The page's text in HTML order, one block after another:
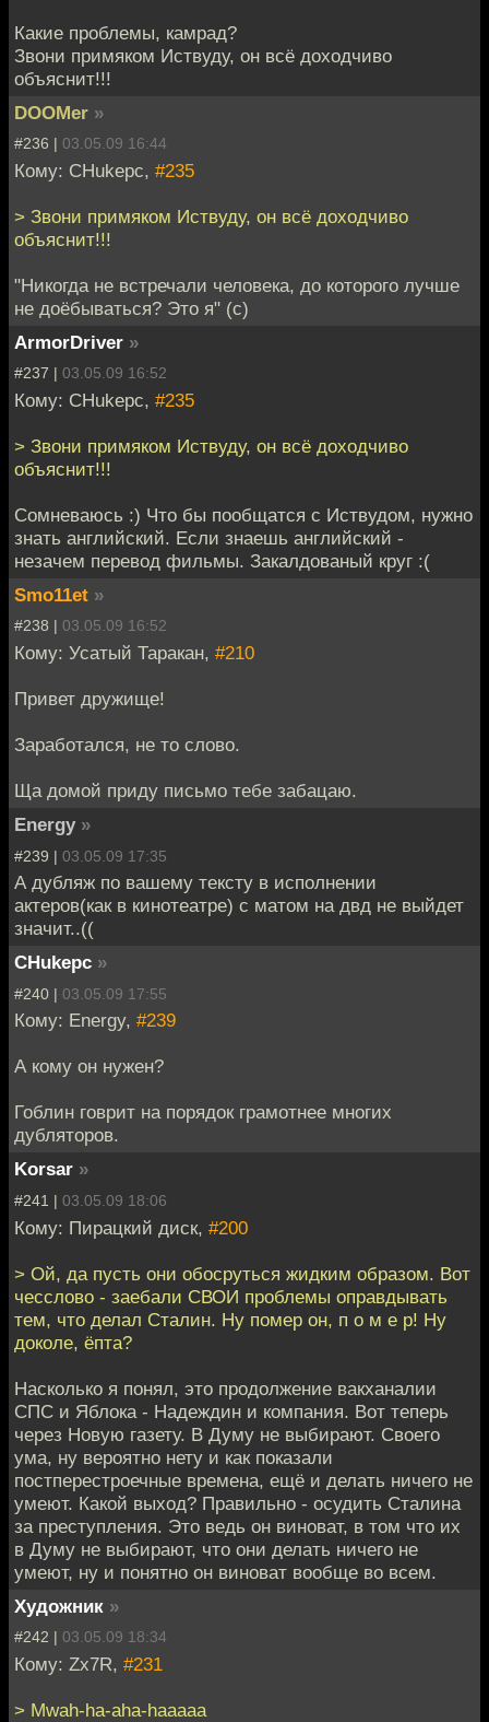
Какие проблемы, камрад?
Звони примяком Иствуду, он всё доходчиво
объяснит!!!
DOOMer »
#236 | 03.05.09 16:44
Кому: CHukepc, #235
> Звони примяком Иствуду, он всё доходчиво
объяснит!!!
"Никогда не встречали человека, до которого лучше
не доёбываться? Это я" (с)
ArmorDriver »
#237 | 03.05.09 16:52
Кому: CHukepc, #235
> Звони примяком Иствуду, он всё доходчиво
объяснит!!!
Сомневаюсь :) Что бы пообщатся с Иствудом, нужно
знать английский. Если знаешь английский -
незачем перевод фильмы. Закалдованый круг :(
Smo11et »
#238 | 03.05.09 16:52
Кому: Усатый Таракан, #210
Привет дружище!
Заработался, не то слово.
Ща домой приду письмо тебе забацаю.
Energy »
#239 | 03.05.09 17:35
А дубляж по вашему тексту в исполнении
актеров(как в кинотеатре) с матом на двд не выйдет
значит..((
CHukepc »
#240 | 03.05.09 17:55
Кому: Energy, #239
А кому он нужен?
Гоблин говрит на порядок грамотнее многих
дубляторов.
Korsar »
#241 | 03.05.09 18:06
Кому: Пирацкий диск, #200
> Ой, да пусть они обосруться жидким образом. Вот
чесслово - заебали СВОИ проблемы оправдывать
тем, что делал Сталин. Ну помер он, п о м е р! Ну
доколе, ёпта?
Насколько я понял, это продолжение вакханалии
СПС и Яблока - Надеждин и компания. Вот теперь
через Новую газету. В Думу не выбирают. Своего
ума, ну вероятно нету и как показали
постперестроечные времена, ещё и делать ничего не
умеют. Какой выход? Правильно - осудить Сталина
за преступления. Это ведь он виноват, в том что их
в Думу не выбирают, что они делать ничего не
умеют, ну и понятно он виноват вообще во всем.
Художник »
#242 | 03.05.09 18:34
Кому: Zx7R, #231
> Mwah-ha-aha-haaaaa